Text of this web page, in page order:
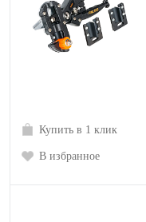
Купить в 1 клик
В избранное